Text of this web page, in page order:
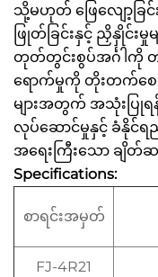
သို့မဟုတ် ဖြေလျော့ခြ
ဖြုတ်ခြင်းနှင့် ညှိနှိုင်း
တုတ်တွင်းစွပ်အင်္ဂါကို တ
ရောက်မှုကို တိုးတက်စေ
များအတွက် အသုံးပြုရ
လုပ်ဆောင်မှုနှင့် ခံနိုင်
အရေးကြီးသော ချိ
Specifications:
စာရင်းအမှတ်
FJ-4R21